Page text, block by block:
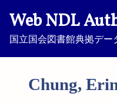
Web NDL
国立国会図書館典拠デー
Chung,